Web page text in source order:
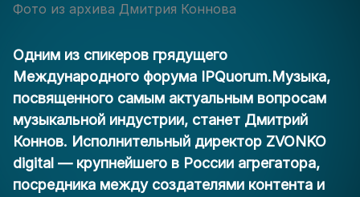
Фото из архива Дмитрия Коннова
Одним из спикеров грядущего
Международного форума IPQuorum.Музыка,
посвященного самым актуальным вопросам
музыкальной индустрии, станет Дмитрий
Коннов. Исполнительный директор ZVONKO
digital — крупнейшего в России агрегатора,
посредника между создателями контента и